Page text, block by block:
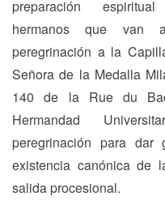
preparación
hermanos que van
peregrinación a la
Señora de la Medalla
140 de la Rue du
Hermandad
peregrinación para
existencia canónica de
salida procesional.